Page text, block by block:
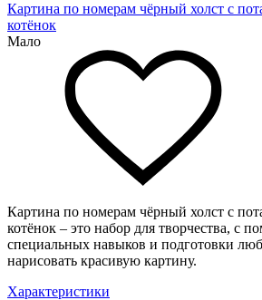
Картина по номерам чёрный холст с
котёнок
Мало
Картина по номерам чёрный холст с
котёнок – это набор для творчества, с
специальных навыков и подготовки
нарисовать красивую картину.
Характеристики